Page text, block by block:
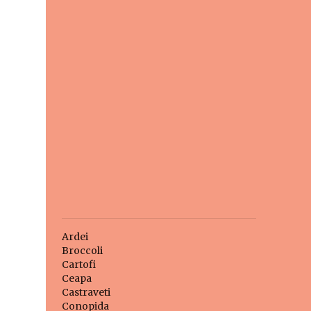
Ardei
Broccoli
Cartofi
Ceapa
Castraveti
Conopida